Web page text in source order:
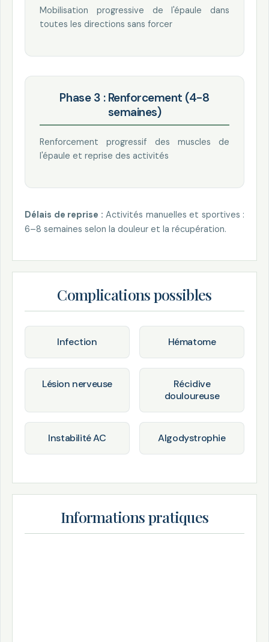
Mobilisation progressive de l'épaule dans
toutes les directions sans forcer
Phase 3 : Renforcement (4-8
semaines)
Renforcement progressif des muscles de
l'épaule et reprise des activités
Délais de reprise : Activités manuelles et sportives :
6–8 semaines selon la douleur et la récupération.
Complications possibles
Infection Hématome
Lésion nerveuse
Récidive
douloureuse
Instabilité AC Algodystrophie
Informations pratiques